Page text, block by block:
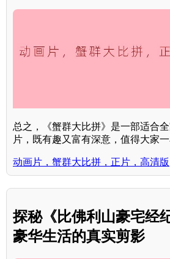
总之，《蟹群大比拼》是一部适合
片，既有趣又富有深意，值得大家一
动画片，蟹群大比拼，正片，高清版
探秘《比佛利山豪宅经
豪华生活的真实剪影